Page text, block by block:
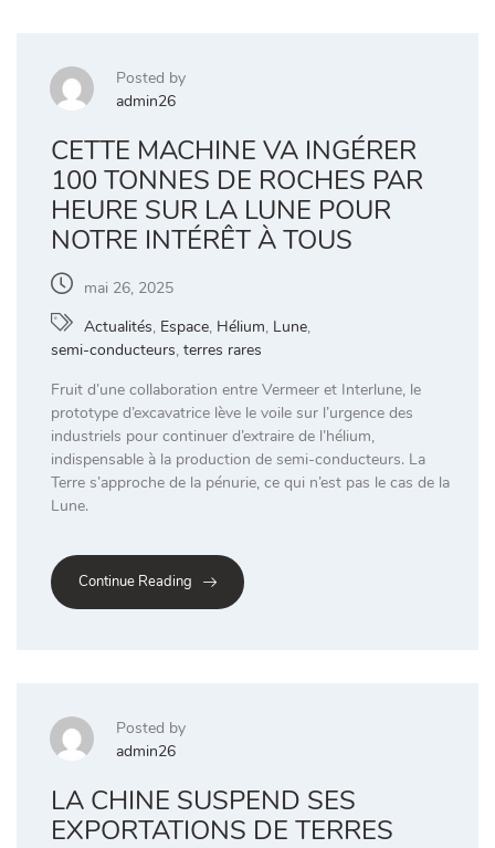
Posted by
admin26
CETTE MACHINE VA INGÉRER
100 TONNES DE ROCHES PAR
HEURE SUR LA LUNE POUR
NOTRE INTÉRÊT À TOUS
mai 26, 2025
Actualités, Espace, Hélium, Lune,
semi-conducteurs, terres rares
Fruit d’une collaboration entre Vermeer et Interlune, le
prototype d’excavatrice lève le voile sur l’urgence des
industriels pour continuer d’extraire de l’hélium,
indispensable à la production de semi-conducteurs. La
Terre s’approche de la pénurie, ce qui n’est pas le cas de la
Lune.
Continue Reading
Posted by
admin26
LA CHINE SUSPEND SES
EXPORTATIONS DE TERRES